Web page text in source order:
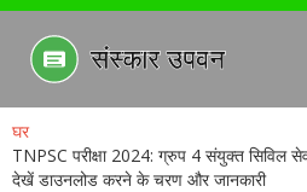
घर
TNPSC परीक्षा 2024: ग्रुप 4 संयुक्त सिविल
देखें डाउनलोड करने के चरण और जानकारी